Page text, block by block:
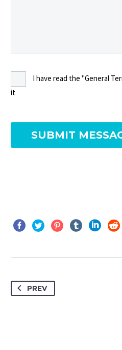
I have read the "General
it
PREV